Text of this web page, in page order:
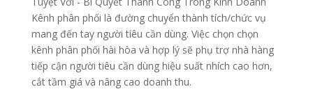
Kênh phân phối là đường chuyển thành tích/chức vụ
mang đến tay người tiêu cần dùng. Việc chọn chọn
kênh phân phối hài hòa và hợp lý sẽ phụ trợ nhà hàng
tiếp cận người tiêu cần dùng hiệu suất nhích cao hơn,
cắt tầm giá và nâng cao doanh thu.